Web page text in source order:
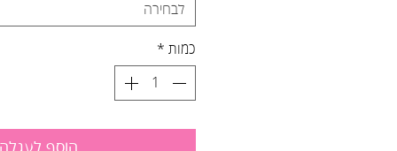
לבחירה
כמות *